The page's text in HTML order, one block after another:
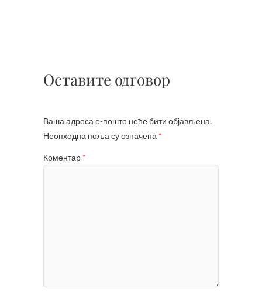
Оставите одговор
Ваша адреса е-поште неће бити објављена.
Неопходна поља су означена *
Коментар *